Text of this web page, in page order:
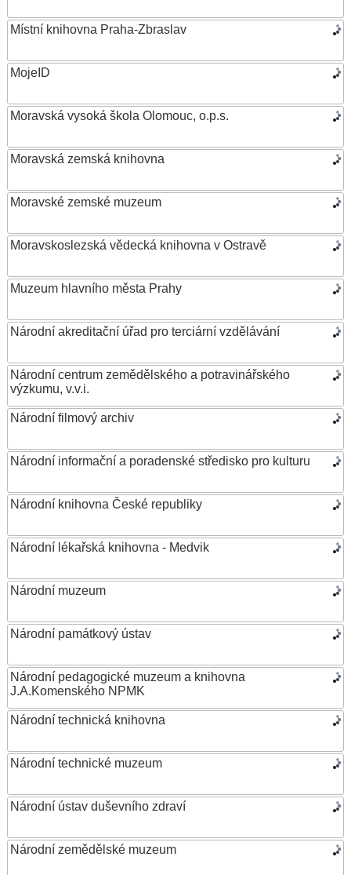
Místní knihovna Praha-Zbraslav
MojeID
Moravská vysoká škola Olomouc, o.p.s.
Moravská zemská knihovna
Moravské zemské muzeum
Moravskoslezská vědecká knihovna v Ostravě
Muzeum hlavního města Prahy
Národní akreditační úřad pro terciární vzdělávání
Národní centrum zemědělského a potravinářského
výzkumu, v.v.i.
Národní filmový archiv
Národní informační a poradenské středisko pro kulturu
Národní knihovna České republiky
Národní lékařská knihovna - Medvik
Národní muzeum
Národní památkový ústav
Národní pedagogické muzeum a knihovna
J.A.Komenského NPMK
Národní technická knihovna
Národní technické muzeum
Národní ústav duševního zdraví
Národní zemědělské muzeum